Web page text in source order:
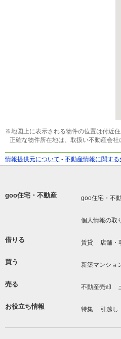
※地図上に表示される物件の位置は付近
正確な物件所在地は、取扱い不動産会社
情報提供元について - 不動産情報に関する
goo住宅・不動産 goo住宅・不
個人情報の取
借りる 賃貸 店舗・
買う 新築マンショ
売る 不動産売却
お役立ち情報 特集 引越し